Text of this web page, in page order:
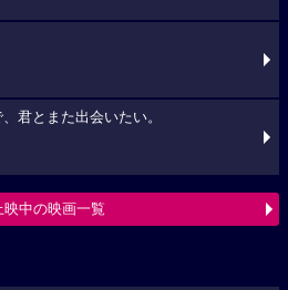
君とまた出会いたい。
映中の映画一覧